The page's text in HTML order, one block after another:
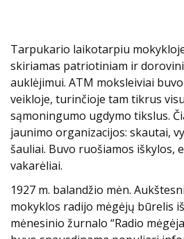
Tarpukario laikotarpiu
skiriamas patriotiniam ir
auklėjimui. ATM moksleiviai
veikloje, turinčioje tam tikrus
sąmoningumo ugdymo tikslus.
jaunimo organizacijos: skautai,
šauliai. Buvo ruošiamos iškylos,
vakarėliai.
1927 m. balandžio mėn.
mokyklos radijo mėgėjų būrelis
mėnesinio žurnalo “Radio